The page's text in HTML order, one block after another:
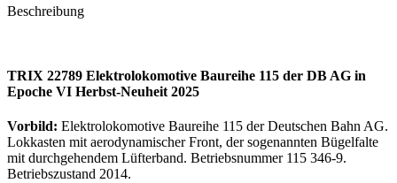
Beschreibung
TRIX 22789 Elektrolokomotive Baureihe 115 der DB AG in
Epoche VI Herbst-Neuheit 2025
Vorbild: Elektrolokomotive Baureihe 115 der Deutschen Bahn AG.
Lokkasten mit aerodynamischer Front, der sogenannten Bügelfalte
mit durchgehendem Lüfterband. Betriebsnummer 115 346-9.
Betriebszustand 2014.